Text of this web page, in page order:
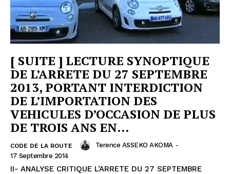
[ SUITE ] LECTURE SYNOPTIQUE
DE L’ARRETE DU 27 SEPTEMBRE
2013, PORTANT INTERDICTION
DE L’IMPORTATION DES
VEHICULES D’OCCASION DE PLUS
DE TROIS ANS EN...
CODE DE LA ROUTE Terence ASSEKO AKOMA -
17 Septembre 2014
II- ANALYSE CRITIQUE L’ARRETE DU 27 SEPTEMBRE